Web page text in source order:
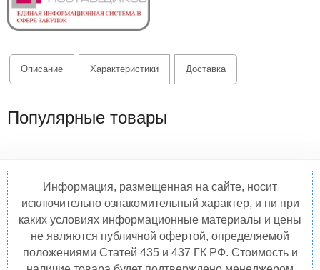
Описание Характеристики Доставка
Популярные товары
Информация, размещенная на сайте, носит
исключительно ознакомительный характер, и ни при
каких условиях информационные материалы и цены
не являются публичной офертой, определяемой
положениями Статей 435 и 437 ГК РФ. Стоимость и